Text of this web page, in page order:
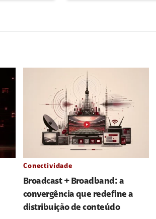
Conectividade
Broadcast + Broadband: a
convergência que redefine a
distribuição de conteúdo